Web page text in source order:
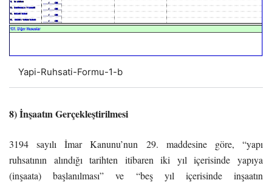
Yapi-Ruhsati-Formu-1-b
8) İnşaatın Gerçekleştirilmesi
3194 sayılı İmar Kanunu’nun 29. maddesine göre, “yapı
ruhsatının alındığı tarihten itibaren iki yıl içerisinde yapıya
(inşaata) başlanılması” ve “beş yıl içerisinde inşaatın